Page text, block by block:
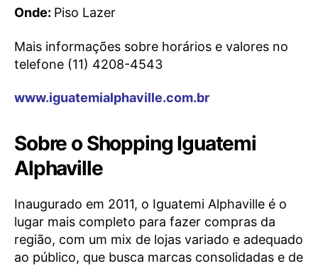
Onde: Piso Lazer
Mais informações sobre horários e valores no
telefone (11) 4208-4543
www.iguatemialphaville.com.br
Sobre o Shopping Iguatemi
Alphaville
Inaugurado em 2011, o Iguatemi Alphaville é o
lugar mais completo para fazer compras da
região, com um mix de lojas variado e adequado
ao público, que busca marcas consolidadas e de